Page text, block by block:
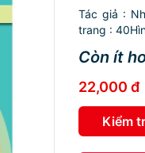
Tác giả :
trang :
Còn ít
22,000 đ
Kiểm